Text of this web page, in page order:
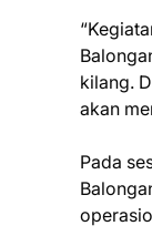
kilang.
akan
Pada